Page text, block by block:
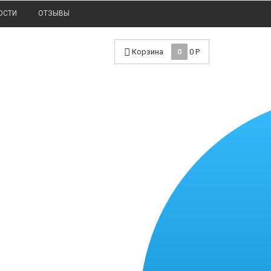
ОТЗЫВЫ
Корзина 0 0 Р